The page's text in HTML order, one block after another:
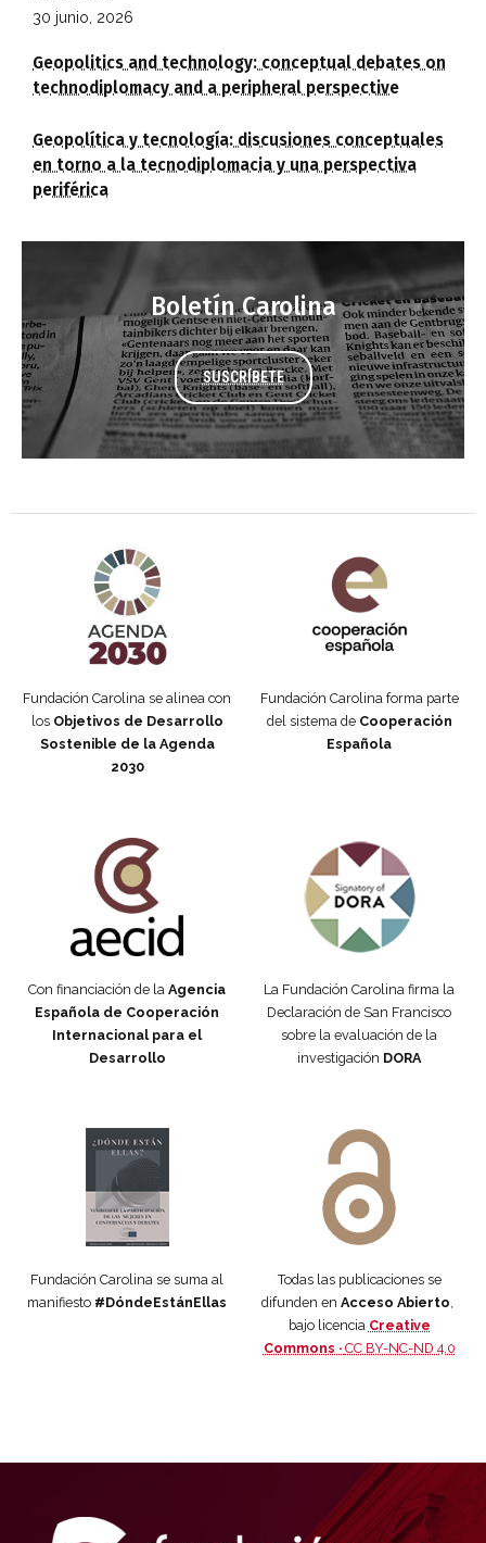
30 junio, 2026
Geopolitics and technology: conceptual debates on
technodiplomacy and a peripheral perspective
Geopolítica y tecnología: discusiones conceptuales
en torno a la tecnodiplomacia y una perspectiva
periférica
Boletín Carolina
SUSCRÍBETE
Fundación Carolina se alinea con
los Objetivos de Desarrollo
Sostenible de la Agenda
2030
Fundación Carolina forma parte
del sistema de Cooperación
Española
Con financiación de la Agencia
Española de Cooperación
Internacional para el
Desarrollo
La Fundación Carolina firma la
Declaración de San Francisco
sobre la evaluación de la
investigación DORA
Fundación Carolina se suma al
manifiesto #DóndeEstánEllas
Todas las publicaciones se
difunden en Acceso Abierto,
bajo licencia Creative
Commons · CC BY-NC-ND 4.0